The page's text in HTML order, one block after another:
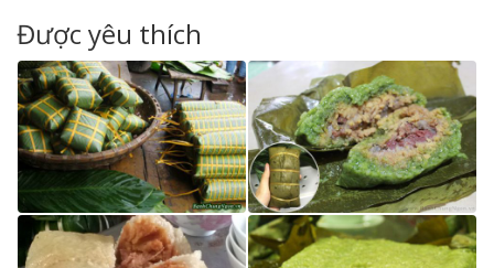
Được yêu thích